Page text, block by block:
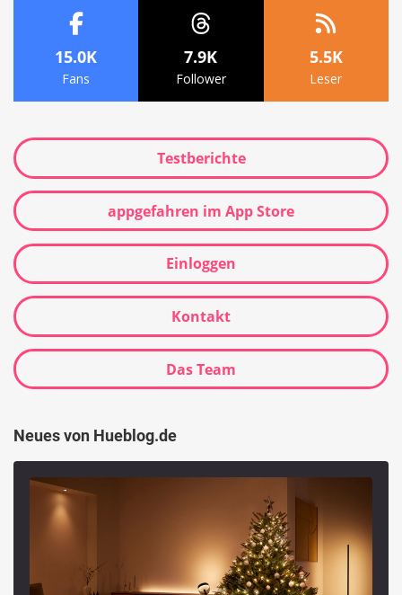
15.0K
Fans
7.9K
Follower
5.5K
Leser
Testberichte
appgefahren im App Store
Einloggen
Kontakt
Das Team
Neues von Hueblog.de